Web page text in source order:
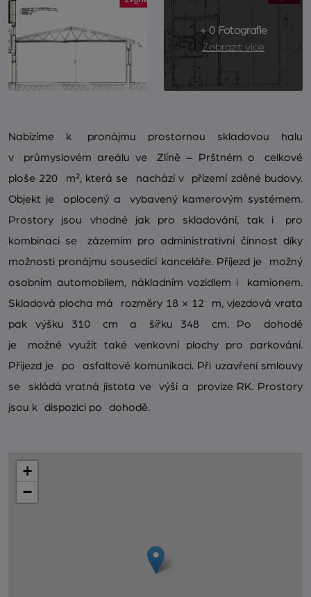
+ 0 Fotografie
Zobrazit více
Nabízíme k pronájmu prostornou skladovou halu
v průmyslovém areálu ve Zlíně – Prštném o celkové
ploše 220 m², která se nachází v přízemí zděné budovy.
Objekt je oplocený a vybavený kamerovým systémem.
Prostory jsou vhodné jak pro skladování, tak i pro
kombinaci se zázemím pro administrativní činnost díky
možnosti pronájmu sousedící kanceláře. Příjezd je možný
osobním automobilem, nákladním vozidlem i kamionem.
Skladová plocha má rozměry 18 × 12 m, vjezdová vrata
pak výšku 310 cm a šířku 348 cm. Po dohodě
je možné využít také venkovní plochy pro parkování.
Příjezd je po asfaltové komunikaci. Při uzavření smlouvy
se skládá vratná jistota ve výši a provize RK. Prostory
jsou k dispozici po dohodě.
+
−